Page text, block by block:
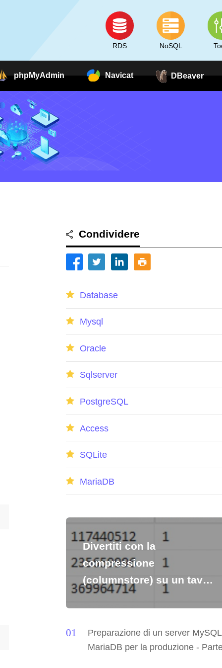
RDS NoSQL
phpMyAdmin Navicat DBeaver
Condividere
Database
Mysql
Oracle
Sqlserver
PostgreSQL
Access
SQLite
MariaDB
Divertiti con la
compressione
(columnstore) su un tavolo
molto grande – parte 2
Preparazione di un server
MariaDB per la produzione -